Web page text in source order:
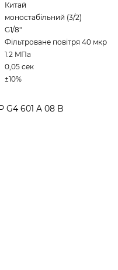
Китай
моностабільний (3/2)
G1/8"
Фільтроване повітря 40 мкр
1.2 MПа
0,05 сек
±10%